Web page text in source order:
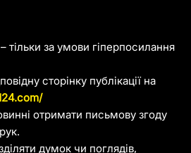
тільки за умови гіперпосилання
сторінку публікації на
отримати письмову згоду
думок чи поглядів,